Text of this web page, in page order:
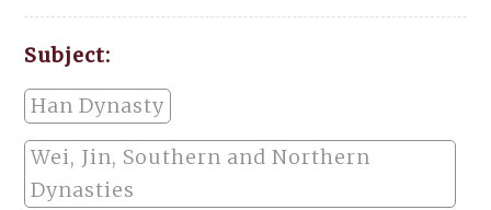
Subject:
Han Dynasty
Wei, Jin, Southern and Northern
Dynasties